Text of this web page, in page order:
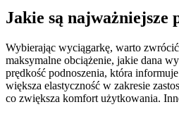
Jakie są
Wybierając wyciągarkę, warto
maksymalne obciążenie, jakie dana
prędkość podnoszenia, która
większa elastyczność w zakresie
co zwiększa komfort użytkowania.